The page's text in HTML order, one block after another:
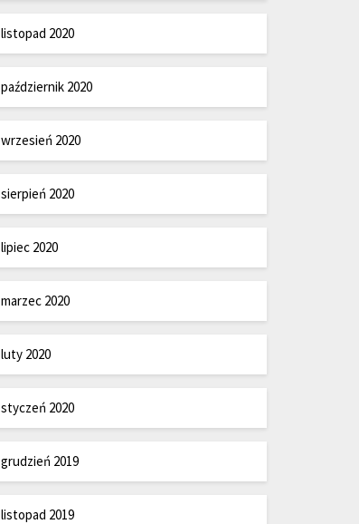
listopad 2020
październik 2020
wrzesień 2020
sierpień 2020
lipiec 2020
marzec 2020
luty 2020
styczeń 2020
grudzień 2019
listopad 2019